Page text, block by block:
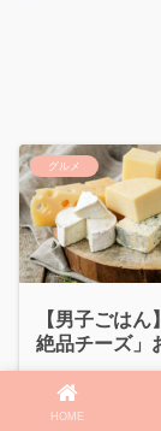
グルメ
【男子ごは
絶品チーズ」
HOME